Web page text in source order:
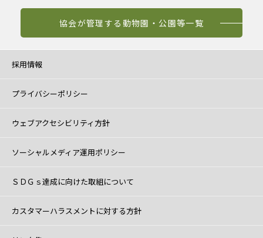
協会が管理する動物園・公園等一覧
採用情報
プライバシーポリシー
ウェブアクセシビリティ方針
ソーシャルメディア運用ポリシー
ＳＤＧｓ達成に向けた取組について
カスタマーハラスメントに対する方針